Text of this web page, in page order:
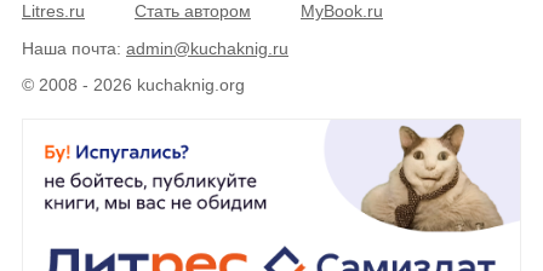
© 2008 - 2026 kuchaknig.org
Litres.ru Стать автором
MyBook.ru
Наша почта: admin@kuchaknig.ru